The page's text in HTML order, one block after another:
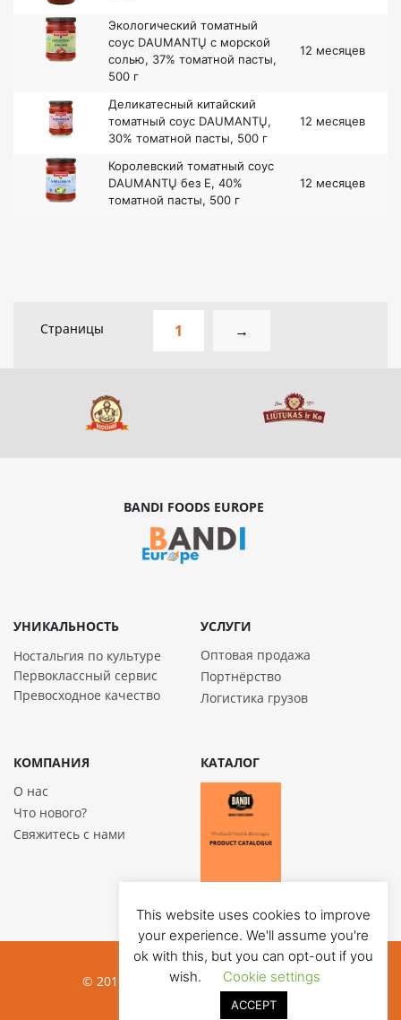
Экологический томатный
соус DAUMANTŲ с морской
солью, 37% томатной пасты,
500 г
12 месяцев
Деликатесный китайский
томатный соус DAUMANTŲ,
30% томатной пасты, 500 г
12 месяцев
Королевский томатный соус
DAUMANTŲ без Е, 40%
томатной пасты, 500 г
12 месяцев
Страницы 1 →
BANDI FOODS EUROPE
УНИКАЛЬНОСТЬ
Ностальгия по культуре
Первоклассный сервис
Превосходное качество
УСЛУГИ
Оптовая продажа
Портнёрство
Логистика грузов
КОМПАНИЯ
О нас
Что нового?
Свяжитесь с нами
КАТАЛОГ
© 2019 Bandi Foods. All rights reserved
Privacy poilicy
This website uses cookies to improve
your experience. We'll assume you're
ok with this, but you can opt-out if you
wish.
Cookie settings
ACCEPT